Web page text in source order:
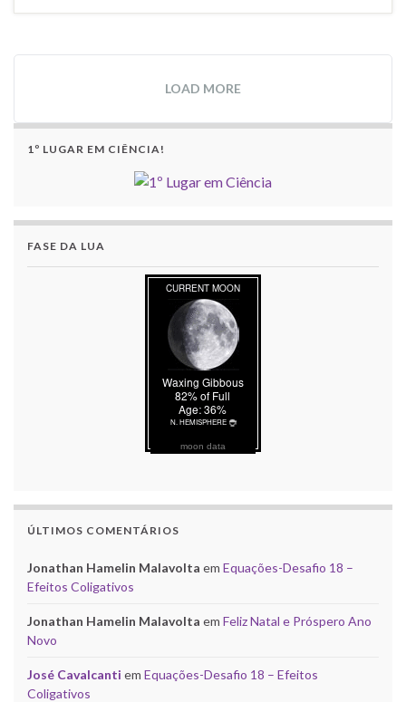
LOAD MORE
1º LUGAR EM CIÊNCIA!
FASE DA LUA
moon data
ÚLTIMOS COMENTÁRIOS
Jonathan Hamelin Malavolta em Equações-Desafio 18 –
Efeitos Coligativos
Jonathan Hamelin Malavolta em Feliz Natal e Próspero Ano
Novo
José Cavalcanti em Equações-Desafio 18 – Efeitos
Coligativos